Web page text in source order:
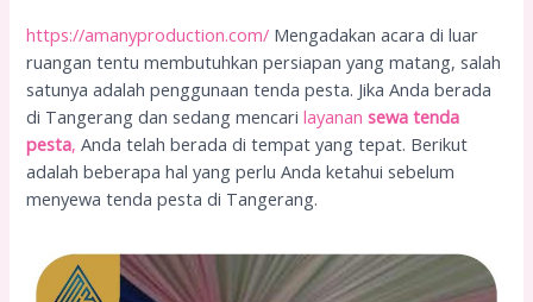
https://amanyproduction.com/ Mengadakan acara di luar
ruangan tentu membutuhkan persiapan yang matang, salah
satunya adalah penggunaan tenda pesta. Jika Anda berada
di Tangerang dan sedang mencari layanansewa tenda
pesta, Anda telah berada di tempat yang tepat. Berikut
adalah beberapa hal yang perlu Anda ketahui sebelum
menyewa tenda pesta di Tangerang.